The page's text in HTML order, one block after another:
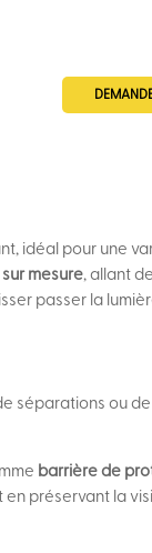
idéal pour une
mesure, allant de
passer la
séparations ou
barrière de
préservant la